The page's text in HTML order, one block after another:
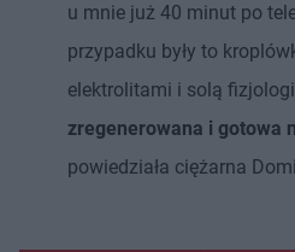
u mnie już 40 minut po
przypadku były to
elektrolitami i solą
zregenerowana i gotowa
powiedziała ciężarna